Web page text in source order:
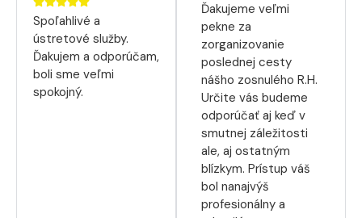
Spoľahlivé a
ústretové služby.
Ďakujem a odporúčam,
boli sme veľmi
spokojný.
Ďakujeme veľmi
pekne za
zorganizovanie
poslednej cesty
nášho zosnulého R.H.
Určite vás budeme
odporúčať aj keď v
smutnej záležitosti
ale, aj ostatným
blízkym. Prístup váš
bol nanajvýš
profesionálny a